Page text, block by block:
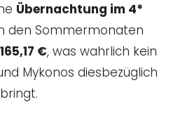
Übernachtung im 4*
den Sommermonaten
€, was wahrlich kein
Mykonos diesbezüglich